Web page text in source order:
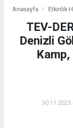
Anasayfa Etkinlik
TEV-
Denizli
30.11.2025